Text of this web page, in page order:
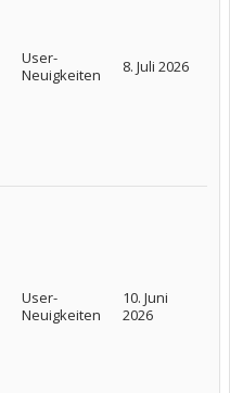
User-
Neuigkeiten
8. Juli 2026
User-
Neuigkeiten
10. Juni
2026